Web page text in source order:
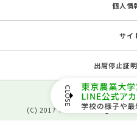
個人情
サイ
出席停止証
(C) 2017 The Second High